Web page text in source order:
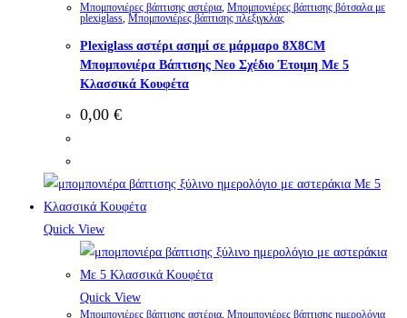
Μπομπονιέρες βάπτισης αστέρια, Μπομπονιέρες βάπτισης βότσαλα με
plexiglass, Μπομπονιέρες βάπτισης πλεξιγκλάς
Plexiglass αστέρι ασημί σε μάρμαρο 8X8CM
Μπομπονιέρα Βάπτισης Νεο Σχέδιο Έτοιμη Με 5
Κλασσικά Κουφέτα
0,00 €
Quick View
Quick View
Μπομπονιέρες βάπτισης αστέρια Μπομπονιέρες βάπτισης ημερολόγια